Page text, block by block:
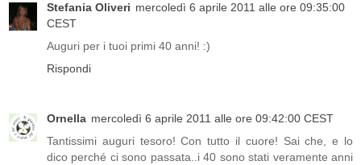
Stefania Oliveri mercoledì 6 aprile 2011 alle ore 09:35:00
CEST
Auguri per i tuoi primi 40 anni! :)
Rispondi
Ornella mercoledì 6 aprile 2011 alle ore 09:42:00 CEST
Tantissimi auguri tesoro! Con tutto il cuore! Sai che, e lo
dico perché ci sono passata..i 40 sono stati veramente anni